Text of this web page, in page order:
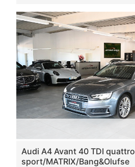
Audi A4 Avant 40 TDI quattro
sport/MATRIX/Bang&Olufse